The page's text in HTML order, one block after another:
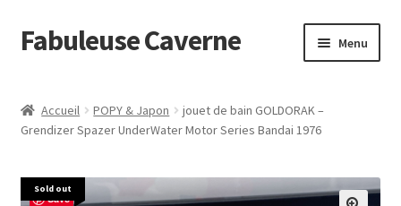
Aller
à
navigation
Aller
au
Fabuleuse Caverne Menu
En boutique
menu
enfant
Superflat Museum Murakami
Accueil POPY & Japon
jouet de bain GOLDORAK –
Grendizer Spazer UnderWater Motor Series Bandai 1976
Sold out
Save